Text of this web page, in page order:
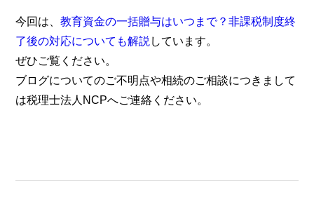
今回は、教育資金の一括贈与はいつまで？非課税制度終
了後の対応についても解説 しています。
ぜひご覧ください。
ブログについてのご不明点や相続のご相談につきまして
は税理士法人NCPへご連絡ください。